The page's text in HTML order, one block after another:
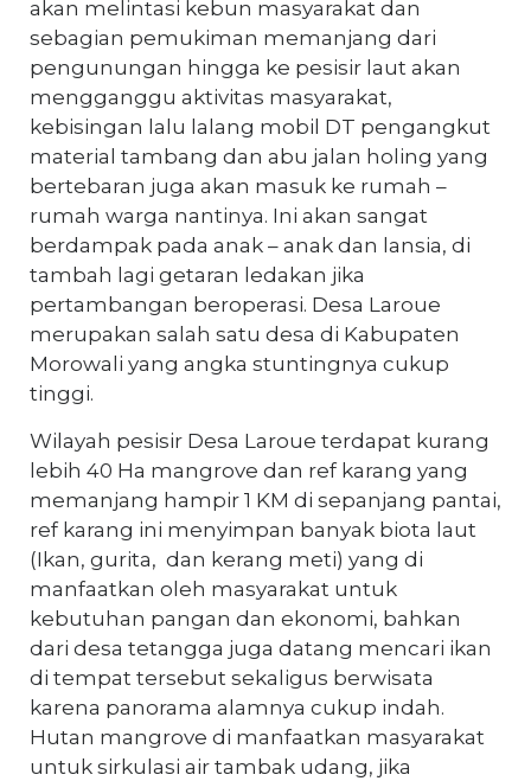
akan melintasi kebun masyarakat dan
sebagian pemukiman memanjang dari
pengunungan hingga ke pesisir laut akan
mengganggu aktivitas masyarakat,
kebisingan lalu lalang mobil DT pengangkut
material tambang dan abu jalan holing yang
bertebaran juga akan masuk ke rumah –
rumah warga nantinya. Ini akan sangat
berdampak pada anak – anak dan lansia, di
tambah lagi getaran ledakan jika
pertambangan beroperasi. Desa Laroue
merupakan salah satu desa di Kabupaten
Morowali yang angka stuntingnya cukup
tinggi.
Wilayah pesisir Desa Laroue terdapat kurang
lebih 40 Ha mangrove dan ref karang yang
memanjang hampir 1 KM di sepanjang pantai,
ref karang ini menyimpan banyak biota laut
(Ikan, gurita, dan kerang meti) yang di
manfaatkan oleh masyarakat untuk
kebutuhan pangan dan ekonomi, bahkan
dari desa tetangga juga datang mencari ikan
di tempat tersebut sekaligus berwisata
karena panorama alamnya cukup indah.
Hutan mangrove di manfaatkan masyarakat
untuk sirkulasi air tambak udang, jika